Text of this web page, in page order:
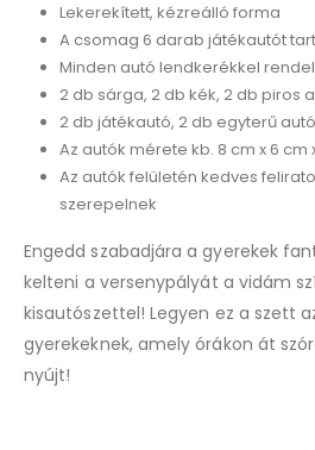
Lekerekített, kézreálló forma
A csomag 6 darab játékautót
Minden autó lendkerékkel
2 db sárga, 2 db kék, 2 db piros
2 db játékautó, 2 db egyterű
Az autók mérete kb. 8 cm x 6 cm
Az autók felületén kedves
szerepelnek
Engedd szabadjára a gyerekek
kelteni a versenypályát a vidám
kisautószettel! Legyen ez a szett
gyerekeknek, amely órákon át
nyújt!